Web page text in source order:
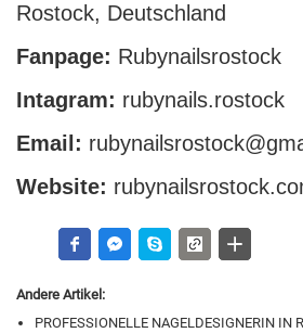
Rostock, Deutschland
Fanpage: Rubynailsrostock
Intagram: rubynails.rostock
Email:
Website:
Andere Artikel:
PROFESSIONELLE NAGELDESIGNERIN IN